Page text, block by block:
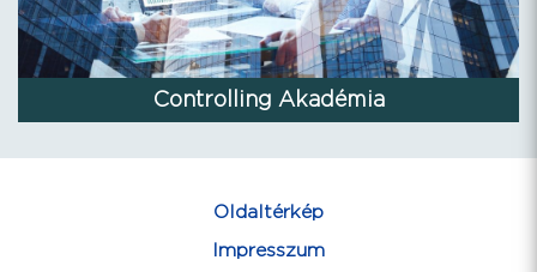
Controlling Akadémia
Oldaltérkép
Impresszum